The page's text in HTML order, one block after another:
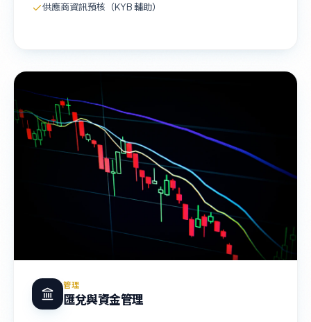
供應商資訊預核（KYB 輔助）
管理
匯兌與資金管理